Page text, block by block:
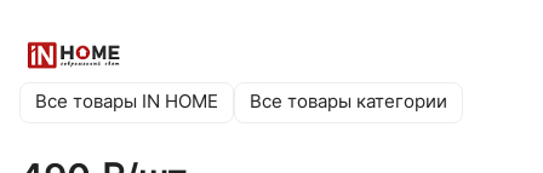
покрытие и герметичный алюминиевый корпус
обеспечат долгий срок службы. Светодиодный
Все товары IN HOME Все товары категории